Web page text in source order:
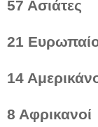
57 Ασιάτες
21
14
8 Αφρικανοί